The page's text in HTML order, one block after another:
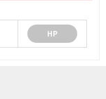
HP